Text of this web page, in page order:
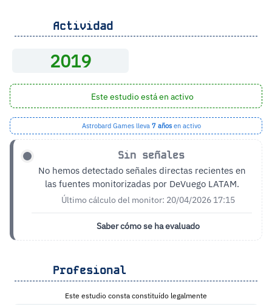
Actividad
2019
Este estudio está en activo
Astrobard Games lleva 7 añosen activo
Sin señales
No hemos detectado señales directas recientes en
las fuentes monitorizadas por DeVuego LATAM.
Último cálculo del monitor: 20/04/2026 17:15
Saber cómo se ha evaluado
Profesional
Este estudio consta constituído legalmente